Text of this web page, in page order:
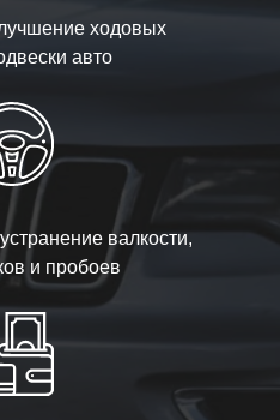
ходовых
авто
валкости,
и пробоев